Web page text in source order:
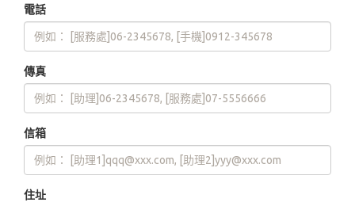
電話
傳真
信箱
住址